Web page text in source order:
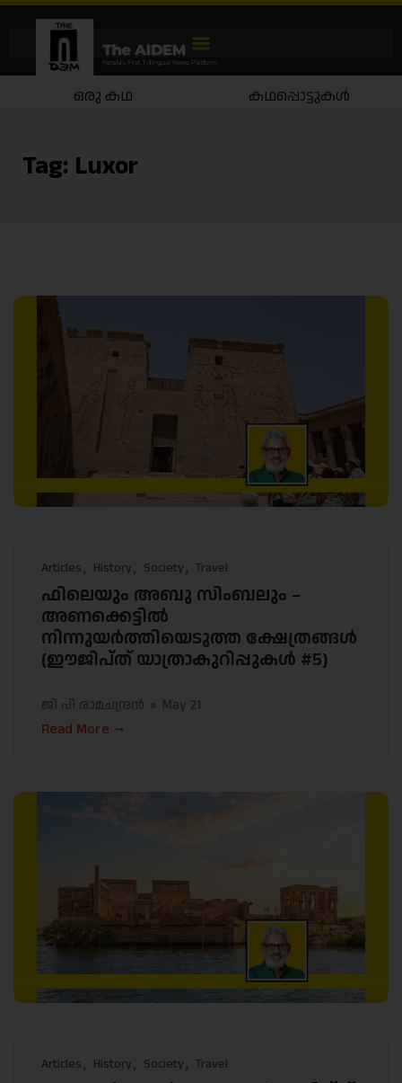
ഒരു കഥ കഥപ്പൊട്ടുകൾ
Tag: Luxor
Articles History Society Travel
ഫിലെയും അബു സിംബലും –
അണക്കെട്ടിൽ
നിന്നുയർത്തിയെടുത്ത ക്ഷേത്രങ്ങൾ
(ഈജിപ്ത് യാത്രാകുറിപ്പുകള്‍ #5)
ജി പി രാമചന്ദ്രന്‍ May 21
Read More
Articles History Society Travel